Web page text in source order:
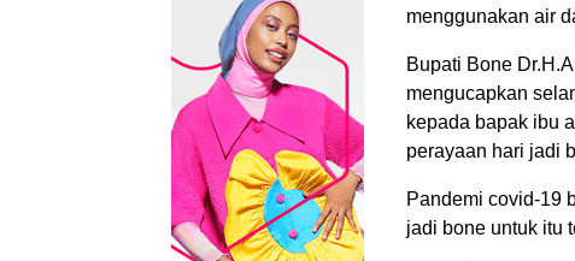
menggunakan air
Bupati Bone
mengucapkan
kepada bapak ibu
perayaan hari jadi
Pandemi covid-19
jadi bone untuk itu